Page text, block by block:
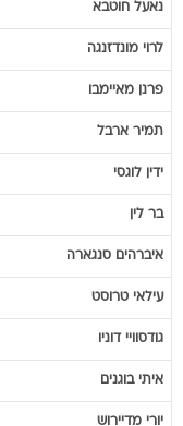
נאעל חוטבא
לרוי מונדזנגה
פרנן מאיימבו
תמיר ארבל
ידין לוגסי
בר לין
איברהים סנגארה
עילאי טרוסט
גודסוויי דוניו
איתי בוגנים
יורי מדיירוש